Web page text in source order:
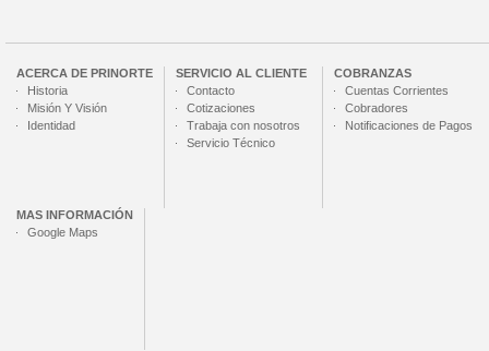
ACERCA DE PRINORTE
Historia
Misión Y Visión
Identidad
SERVICIO AL CLIENTE
Contacto
Cotizaciones
Trabaja con nosotros
Servicio Técnico
COBRANZAS
Cuentas Corrientes
Cobradores
Notificaciones de Pagos
MAS INFORMACIÓN
Google Maps